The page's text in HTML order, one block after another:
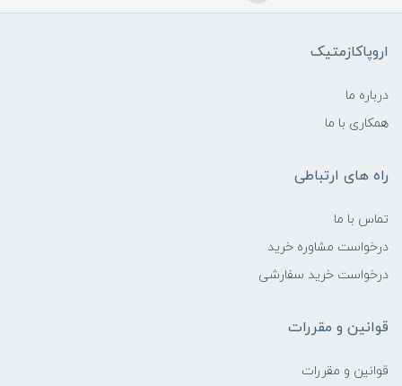
اروپاکازمتیک
درباره ما
همکاری با ما
راه های ارتباطی
تماس با ما
درخواست مشاوره خرید
درخواست خرید سفارشی
قوانین و مقررات
قوانین و مقررات